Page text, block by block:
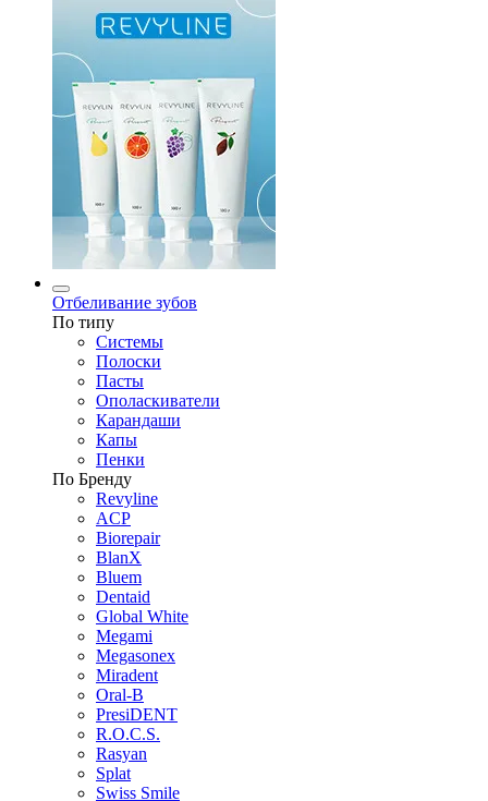
Отбеливание зубов
По типу
Системы
Полоски
Пасты
Ополаскиватели
Карандаши
Капы
Пенки
По Бренду
Revyline
ACP
Biorepair
BlanX
Bluem
Dentaid
Global White
Megami
Megasonex
Miradent
Oral-B
PresiDENT
R.O.C.S.
Rasyan
Splat
Swiss Smile